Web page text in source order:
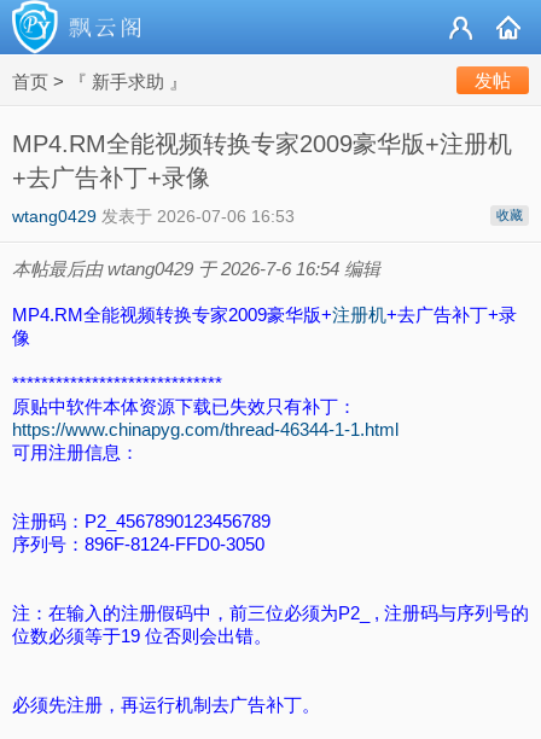
首页 > 『 新手求助 』 发帖
MP4.RM全能视频转换专家2009豪华版+注册机
+去广告补丁+录像
收藏
wtang0429 发表于 2026-07-06 16:53
本帖最后由 wtang0429 于 2026-7-6 16:54 编辑
MP4.RM全能视频转换专家2009豪华版+注册机+去广告补丁+录
像
*****************************
原贴中软件本体资源下载已失效只有补丁：
https://www.chinapyg.com/thread-46344-1-1.html
可用注册信息：
注册码：P2_4567890123456789
序列号：896F-8124-FFD0-3050
注：在输入的注册假码中，前三位必须为P2_ , 注册码与序列号的
位数必须等于19 位否则会出错。
必须先注册，再运行机制去广告补丁。